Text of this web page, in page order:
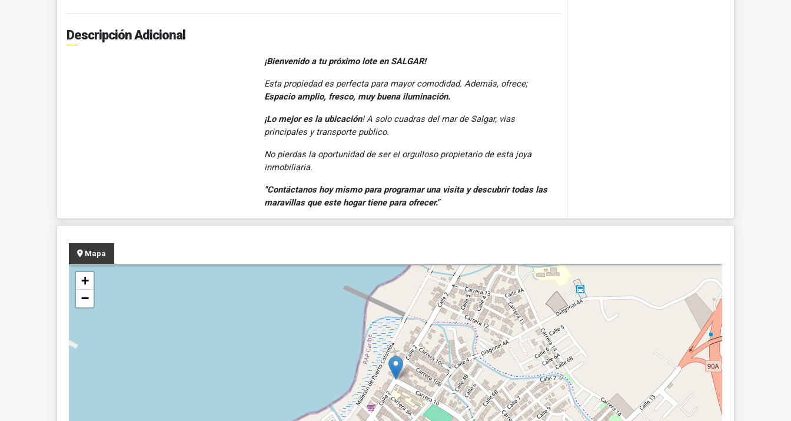
Descripción Adicional
¡Bienvenido a tu próximo lote en SALGAR!
Esta propiedad es perfecta para mayor comodidad. Además, ofrece;
Espacio amplio, fresco, muy buena iluminación.
¡Lo mejor es la ubicación! A solo cuadras del mar de Salgar, vias
principales y transporte publico.
No pierdas la oportunidad de ser el orgulloso propietario de esta joya
inmobiliaria.
"Contáctanos hoy mismo para programar una visita y descubrir todas las
maravillas que este hogar tiene para ofrecer."
Mapa
+
−